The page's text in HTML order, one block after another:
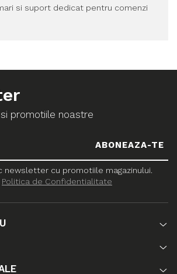
si suport dedicat pentru comenzi
promotiile noastre
newsletter cu promotiile magazinului.
Politica de Confidentialitate